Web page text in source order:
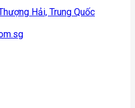
Hải, Trung Quốc